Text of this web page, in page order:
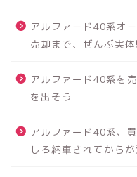
アルファード40系オ
売却まで、ぜんぶ実
アルファード40系を
を出そう
アルファード40系、
しろ納車されてからが